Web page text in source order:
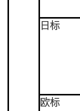
日标
欧标